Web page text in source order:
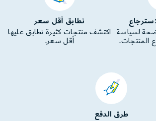
لسياسة
المنتجات.
نطابق أقل سعر
اكتشف منتجات كثيرة نطابق عليها
أقل سعر.
طرق الدفع